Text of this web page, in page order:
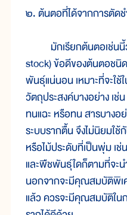
๒. ต้นตอที่ได้จากการตัด
มักเรียกต้นตอเช่นนี้
stock) ข้อดีของต้นตอชนิ
พันธุ์แน่นอน เหมาะที่จะใช้
วัตถุประสงค์บางอย่าง เช่
ทนแฉะ หรือทน สารบางอ
ระบบรากตื้น จึงไม่นิยมใ
หรือไม้ประดับที่เป็นพุ่ม เ
และพืชพันธุ์ใดก็ตามที่จะ
นอกจากจะมีคุณสมบัติพิเ
แล้ว ควรจะมีคุณสมบัติใน